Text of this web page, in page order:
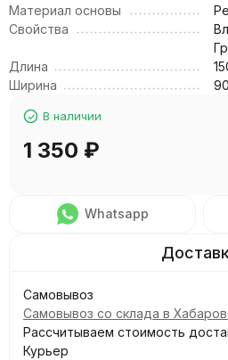
Материал основы
Свойства
Длина
Ширина
В наличии
1 350 ₽
Whatsapp
Самовывоз
Самовывоз со склада в
Рассчитываем стоимость
Курьер